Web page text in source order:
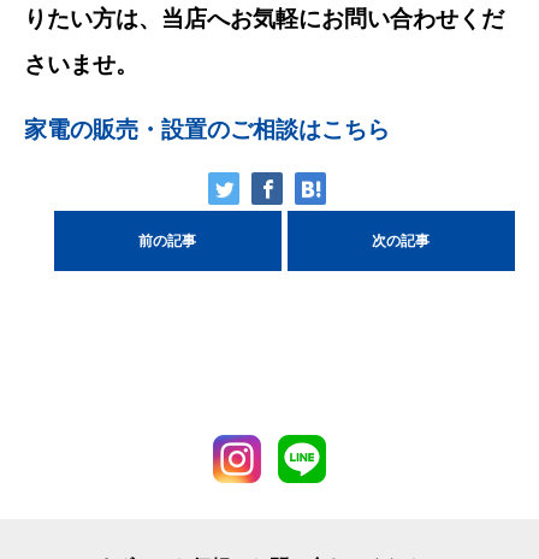
りたい方は、当店へお気軽にお問い合わせくだ
さいませ。
家電の販売・設置のご相談はこちら
前の記事 次の記事